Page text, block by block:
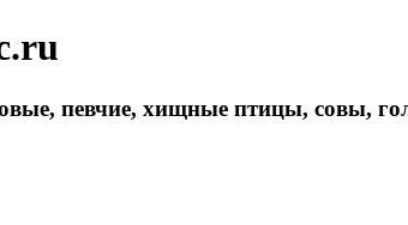
певчие, хищные птицы, совы,